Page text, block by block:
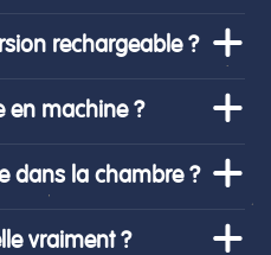
rechargeable ?
en machine ?
dans la chambre ?
vraiment ?